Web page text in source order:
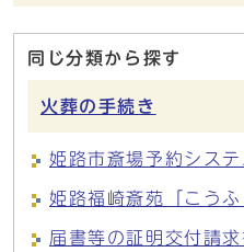
同じ分類から探す
火葬の手続き
姫路市斎場予約システ
姫路福崎斎苑「こう
届書等の証明交付請求